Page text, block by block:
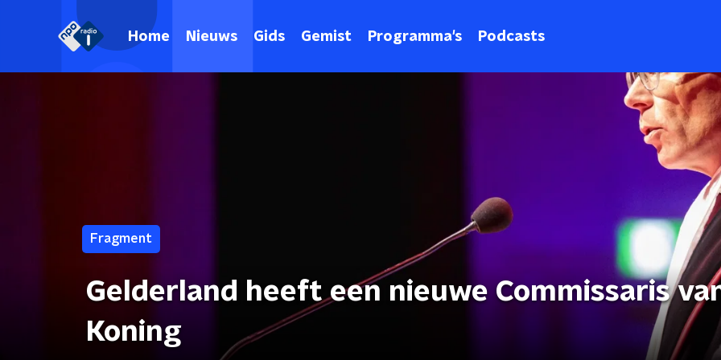
Home Nieuws Gids Gemist Programma's Podcasts
Fragment
Gelderland heeft een nieuwe Commissaris
Koning